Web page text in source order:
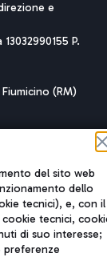
e
P.
(RM)
del sito web
dello
tecnici), e, con il
cookie tecnici,
di suo interesse;
preferenze